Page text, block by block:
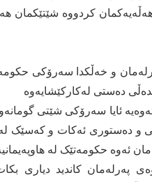
کردووە شێتێکمان
و خەڵکدا سەرۆکی
دەستی لەکارکێشایەوە
ئایا سەرۆکی شێتی
و دەستوری ئەکات و کەسێک
ئەوە حکومەتێک لە
پەرلەمان کاندید دیاری